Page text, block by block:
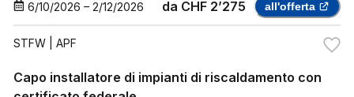
6/10/2026 – 2/12/2026 da CHF 2’275 all'offerta
STFW | APF
Capo installatore di impianti di riscaldamento con